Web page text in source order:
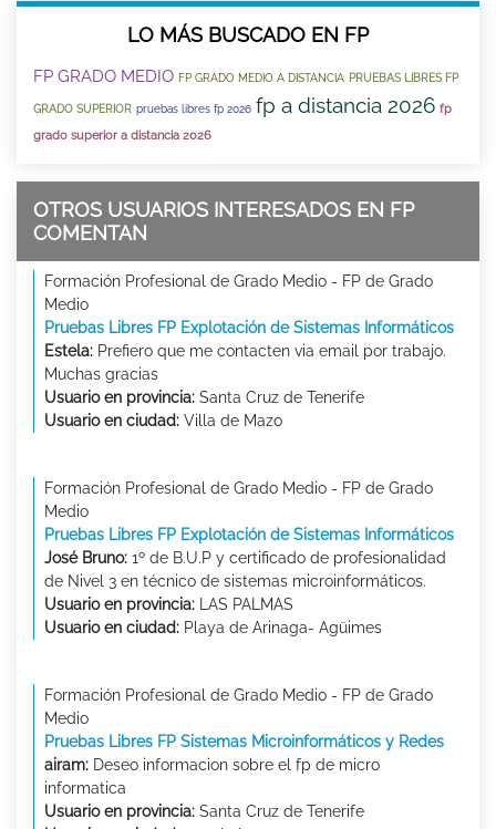
LO MÁS BUSCADO EN FP
FP GRADO MEDIO FP GRADO MEDIO A DISTANCIA PRUEBAS LIBRES FP
GRADO SUPERIOR pruebas libres fp 2026 fp a distancia 2026 fp
grado superior a distancia 2026
OTROS USUARIOS INTERESADOS EN FP
COMENTAN
Formación Profesional de Grado Medio - FP de Grado
Medio
Pruebas Libres FP Explotación de Sistemas Informáticos
Estela: Prefiero que me contacten via email por trabajo.
Muchas gracias
Usuario en provincia: Santa Cruz de Tenerife
Usuario en ciudad: Villa de Mazo
Formación Profesional de Grado Medio - FP de Grado
Medio
Pruebas Libres FP Explotación de Sistemas Informáticos
José Bruno: 1º de B.U.P y certificado de profesionalidad
de Nivel 3 en técnico de sistemas microinformáticos.
Usuario en provincia: LAS PALMAS
Usuario en ciudad: Playa de Arinaga- Agüimes
Formación Profesional de Grado Medio - FP de Grado
Medio
Pruebas Libres FP Sistemas Microinformáticos y Redes
airam: Deseo informacion sobre el fp de micro
informatica
Usuario en provincia: Santa Cruz de Tenerife